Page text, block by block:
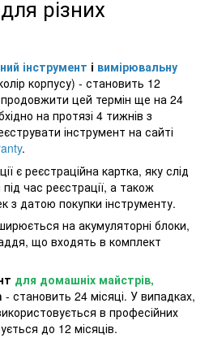
різних
інструмент і вимірювальну
корпусу) - становить 12
цей термін ще на 24
на протязі 4 тижнів з
інструмент на сайті
.
є реєстраційна картка, яку слід
час реєстрації, а також
з датою покупки інструменту.
на акумуляторні блоки,
що входять в комплект
для домашніх майстрів,
- становить 24 місяці. У випадках,
в професійних
до 12 місяців.